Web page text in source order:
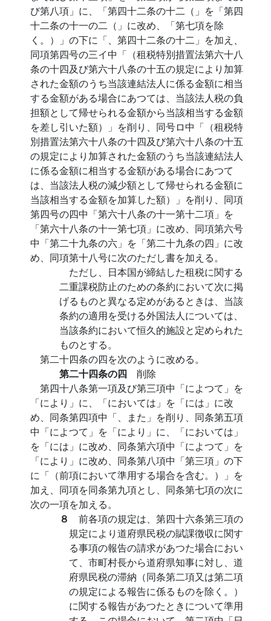
び第八項」に、「第四十二条の十二（」を「第四
十二条の十一の二（」に改め、「第七項を除
く。）」の下に「、第四十二条の十二」を加え、
同項第四号の三イ中「（租税特別措置法第六十八
条の十四及び第六十八条の十五の規定により加算
された金額のうち当該連結法人に係る金額に相当
する金額がある場合にあつては、当該法人税の負
担額として帰せられる金額から当該相当する金額
を差し引いた額）」を削り、同号ロ中「（租税特
別措置法第六十八条の十四及び第六十八条の十五
の規定により加算された金額のうち当該連結法人
に係る金額に相当する金額がある場合にあつて
は、当該法人税の減少額として帰せられる金額に
当該相当する金額を加算した額）」を削り、同項
第四号の四中「第六十八条の十一第十二項」を
「第六十八条の十一第七項」に改め、同項第六号
中「第二十九条の六」を「第二十九条の四」に改
め、同項第十八号に次のただし書を加える。
ただし、日本国が締結した租税に関する
二重課税防止のための条約において次に掲
げるものと異なる定めがあるときは、当該
条約の適用を受ける外国法人については、
当該条約において恒久的施設と定められた
ものとする。
第二十四条の四を次のように改める。
第二十四条の四 削除
第四十八条第一項及び第三項中「によつて」を
「により」に、「においては」を「には」に改
め、同条第四項中「、また」を削り、同条第五項
中「によつて」を「により」に、「においては」
を「には」に改め、同条第六項中「によつて」を
「により」に改め、同条第八項中「第三項」の下
に「（前項において準用する場合を含む。）」を
加え、同項を同条第九項とし、同条第七項の次に
次の一項を加える。
８ 前各項の規定は、第四十六条第三項の
規定により道府県民税の賦課徴収に関す
る事項の報告の請求があつた場合におい
て、市町村長から道府県知事に対し、道
府県民税の滞納（同条第二項又は第二項
の規定による報告に係るものを除く。）
に関する報告があつたときについて準用